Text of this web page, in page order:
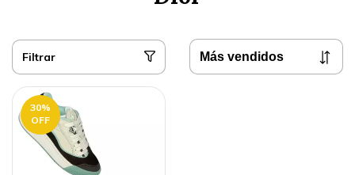
Filtrar
30%
OFF